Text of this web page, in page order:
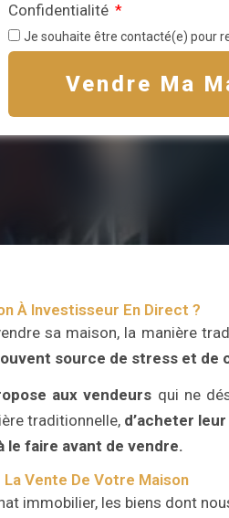
Confidentialité
Je souhaite être contacté(e) pour
Vendre Ma
À Investisseur En Direct ?
sa maison, la manière
source de stress et
aux vendeurs qui ne
traditionnelle, d’acheter
le faire avant de vendre.
Vente De Votre Maison
immobilier, les biens dont